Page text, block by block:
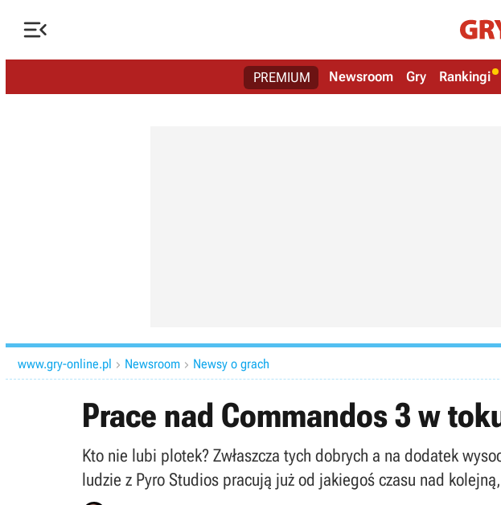

PREMIUM Newsroom Gry Rankingi
www.gry-online.pl  Newsroom  Newsy o grach
Prace nad Commandos 3 w
Kto nie lubi plotek? Zwłaszcza tych dobrych a na dodatek
ludzie z Pyro Studios pracują już od jakiegoś czasu nad